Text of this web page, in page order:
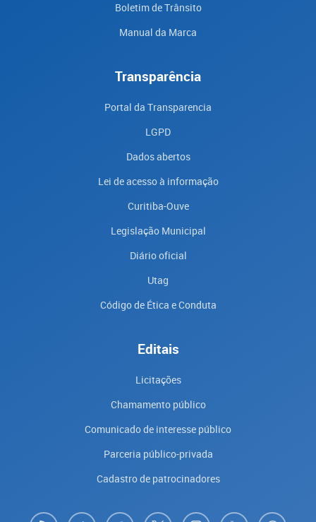
Boletim de Trânsito
Manual da Marca
Transparência
Portal da Transparencia
LGPD
Dados abertos
Lei de acesso à informação
Curitiba-Ouve
Legislação Municipal
Diário oficial
Utag
Código de Ética e Conduta
Editais
Licitações
Chamamento público
Comunicado de interesse público
Parceria público-privada
Cadastro de patrocinadores